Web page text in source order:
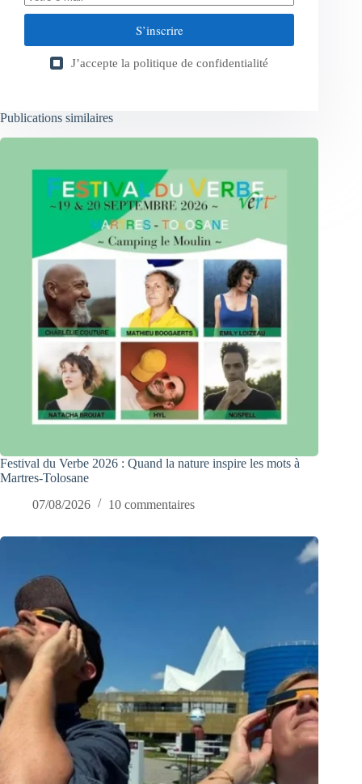
S’inscrire
J’accepte la politique de confidentialité
Publications similaires
Festival du Verbe 2026 : Quand la nature inspire les mots à
Martres-Tolosane
07/08/2026
10 commentaires